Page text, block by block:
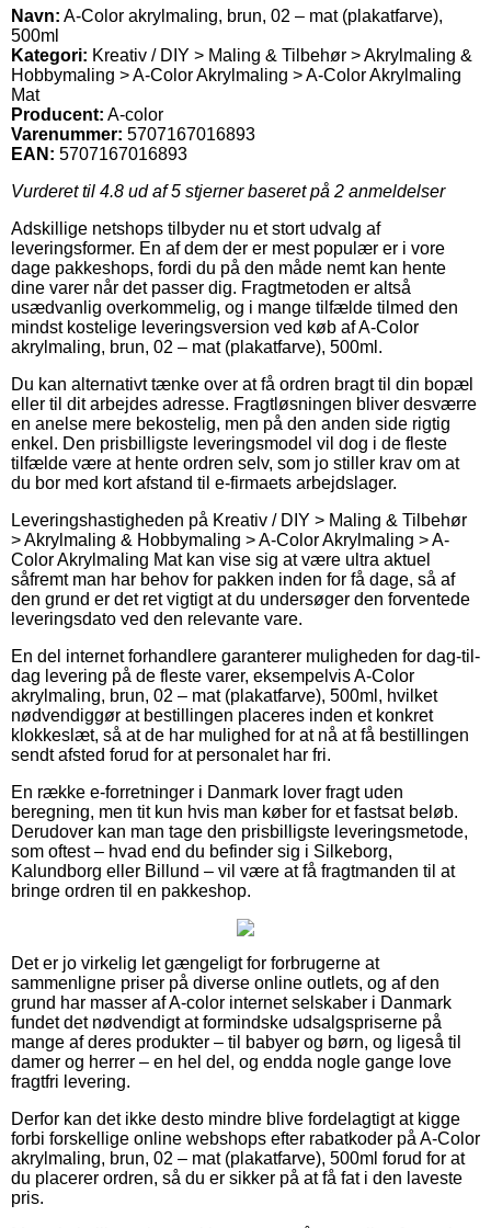
Navn: A-Color akrylmaling, brun, 02 – mat (plakatfarve),
500ml
Kategori: Kreativ / DIY > Maling & Tilbehør > Akrylmaling &
Hobbymaling > A-Color Akrylmaling > A-Color Akrylmaling
Mat
Producent: A-color
Varenummer: 5707167016893
EAN: 5707167016893
Vurderet til 4.8 ud af 5 stjerner baseret på 2 anmeldelser
Adskillige netshops tilbyder nu et stort udvalg af
leveringsformer. En af dem der er mest populær er i vore
dage pakkeshops, fordi du på den måde nemt kan hente
dine varer når det passer dig. Fragtmetoden er altså
usædvanlig overkommelig, og i mange tilfælde tilmed den
mindst kostelige leveringsversion ved køb af A-Color
akrylmaling, brun, 02 – mat (plakatfarve), 500ml.
Du kan alternativt tænke over at få ordren bragt til din bopæl
eller til dit arbejdes adresse. Fragtløsningen bliver desværre
en anelse mere bekostelig, men på den anden side rigtig
enkel. Den prisbilligste leveringsmodel vil dog i de fleste
tilfælde være at hente ordren selv, som jo stiller krav om at
du bor med kort afstand til e-firmaets arbejdslager.
Leveringshastigheden på Kreativ / DIY > Maling & Tilbehør
> Akrylmaling & Hobbymaling > A-Color Akrylmaling > A-
Color Akrylmaling Mat kan vise sig at være ultra aktuel
såfremt man har behov for pakken inden for få dage, så af
den grund er det ret vigtigt at du undersøger den forventede
leveringsdato ved den relevante vare.
En del internet forhandlere garanterer muligheden for dag-til-
dag levering på de fleste varer, eksempelvis A-Color
akrylmaling, brun, 02 – mat (plakatfarve), 500ml, hvilket
nødvendiggør at bestillingen placeres inden et konkret
klokkeslæt, så at de har mulighed for at nå at få bestillingen
sendt afsted forud for at personalet har fri.
En række e-forretninger i Danmark lover fragt uden
beregning, men tit kun hvis man køber for et fastsat beløb.
Derudover kan man tage den prisbilligste leveringsmetode,
som oftest – hvad end du befinder sig i Silkeborg,
Kalundborg eller Billund – vil være at få fragtmanden til at
bringe ordren til en pakkeshop.
Det er jo virkelig let gængeligt for forbrugerne at
sammenligne priser på diverse online outlets, og af den
grund har masser af A-color internet selskaber i Danmark
fundet det nødvendigt at formindske udsalgspriserne på
mange af deres produkter – til babyer og børn, og ligeså til
damer og herrer – en hel del, og endda nogle gange love
fragtfri levering.
Derfor kan det ikke desto mindre blive fordelagtigt at kigge
forbi forskellige online webshops efter rabatkoder på A-Color
akrylmaling, brun, 02 – mat (plakatfarve), 500ml forud for at
du placerer ordren, så du er sikker på at få fat i den laveste
pris.